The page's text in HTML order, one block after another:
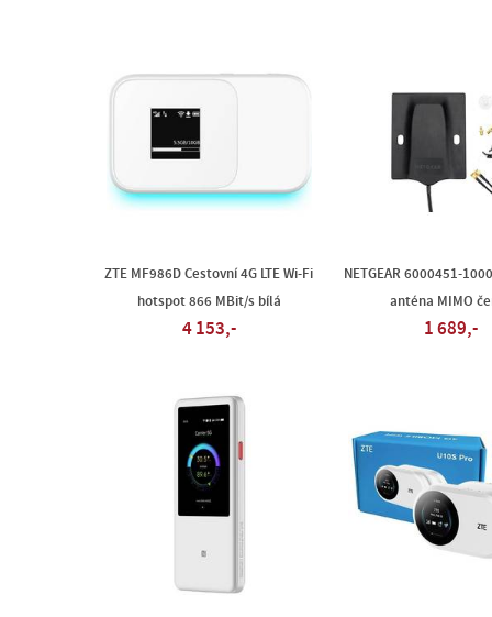
ZTE MF986D Cestovní 4G LTE Wi-Fi
hotspot 866 MBit/s bílá
4 153,-
NETGEAR 6000451-
anténa MIMO
1 689,-